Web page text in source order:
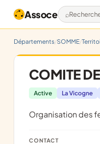
Assoce
Départements SOMME
COMITE
Active La Vicogne
Organisation des
CONTACT